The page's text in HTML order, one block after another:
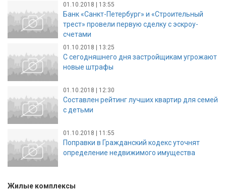
01.10.2018 | 13:55
Банк «Санкт-Петербург» и «Строительный
трест» провели первую сделку с эскроу-
счетами
01.10.2018 | 13:25
С сегодняшнего дня застройщикам угрожают
новые штрафы
01.10.2018 | 12:30
Составлен рейтинг лучших квартир для семей
с детьми
01.10.2018 | 11:55
Поправки в Гражданский кодекс уточнят
определение недвижимого имущества
Жилые комплексы